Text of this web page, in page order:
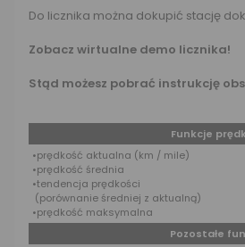
Do licznika można dokupić stację
Zobacz wirtualne demo licznika!
Stąd możesz pobrać instrukcję
Funkcje
•prędkość aktualna (km / mile)
•prędkość średnia
•tendencja prędkości
(porównanie średniej z aktualną)
•prędkość maksymalna
Pozostałe